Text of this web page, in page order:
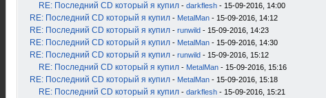
RE: Последний CD который я купил - darkflesh - 15-09-2016, 14:00
RE: Последний CD который я купил - MetalMan - 15-09-2016, 14:12
RE: Последний CD который я купил - runwild - 15-09-2016, 14:23
RE: Последний CD который я купил - MetalMan - 15-09-2016, 14:30
RE: Последний CD который я купил - runwild - 15-09-2016, 15:12
RE: Последний CD который я купил - MetalMan - 15-09-2016, 15:16
RE: Последний CD который я купил - MetalMan - 15-09-2016, 15:18
RE: Последний CD который я купил - darkflesh - 15-09-2016, 15:21